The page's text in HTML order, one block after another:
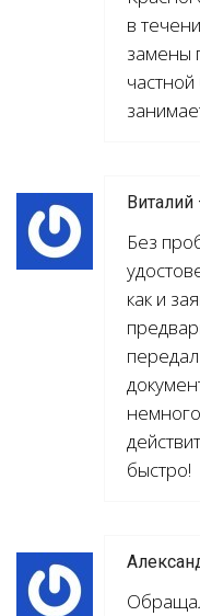
в
замены
Без
как и
быстро!